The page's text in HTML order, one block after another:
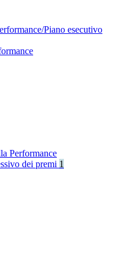
Piano esecutivo
Performance
dei premi 1